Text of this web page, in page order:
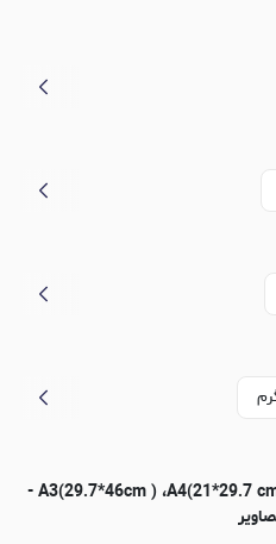
- سایز تصاویر: (A3(29.7*46cm ) ،A4(21*29.7 cm)،(A5(14.8*21cm -